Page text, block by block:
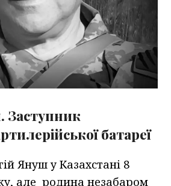
Заступник
батареї
Януш у Казахстані 8
але родина незабаром